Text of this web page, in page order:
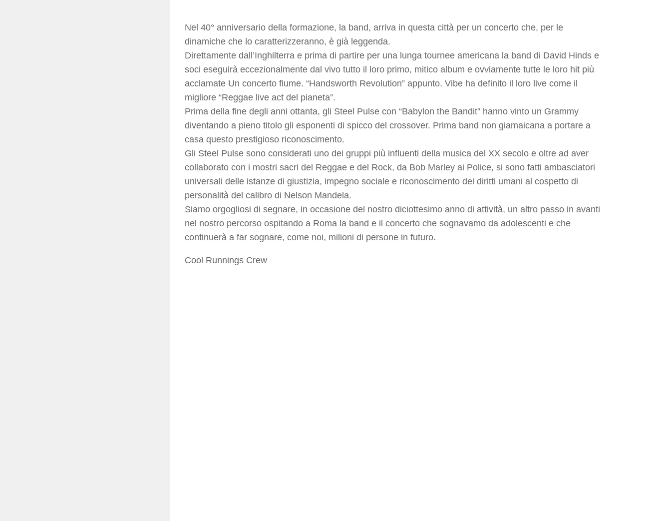
Nel 40° anniversario della formazione, la band, arriva in questa città per un concerto che, per le
dinamiche che lo caratterizzeranno, è già leggenda.
Direttamente dall’Inghilterra e prima di partire per una lunga tournee americana la band di David Hinds e
soci eseguirà eccezionalmente dal vivo tutto il loro primo, mitico album e ovviamente tutte le loro hit più
acclamate Un concerto fiume. “Handsworth Revolution” appunto. Vibe ha definito il loro live come il
migliore “Reggae live act del pianeta”.
Prima della fine degli anni ottanta, gli Steel Pulse con “Babylon the Bandit” hanno vinto un Grammy
diventando a pieno titolo gli esponenti di spicco del crossover. Prima band non giamaicana a portare a
casa questo prestigioso riconoscimento.
Gli Steel Pulse sono considerati uno dei gruppi più influenti della musica del XX secolo e oltre ad aver
collaborato con i mostri sacri del Reggae e del Rock, da Bob Marley ai Police, si sono fatti ambasciatori
universali delle istanze di giustizia, impegno sociale e riconoscimento dei diritti umani al cospetto di
personalità del calibro di Nelson Mandela.
Siamo orgogliosi di segnare, in occasione del nostro diciottesimo anno di attività, un altro passo in avanti
nel nostro percorso ospitando a Roma la band e il concerto che sognavamo da adolescenti e che
continuerà a far sognare, come noi, milioni di persone in futuro.
Cool Runnings Crew